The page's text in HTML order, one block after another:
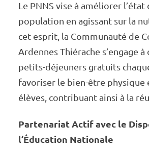
Le PNNS vise à amélio­­­rer l’état
popu­­­la­­­tion en agis­­­sant sur la
cet esprit, la Commu­­­nauté de
Ardennes Thié­­­rache s’en­­gage
petits-déjeu­­­ners gratuits
favo­­­ri­­­ser le bien-être physique
élèves, contri­­­buant ainsi à la
Parte­­­na­­­riat Actif avec le
l’Édu­­ca­­­tion Natio­­­nale